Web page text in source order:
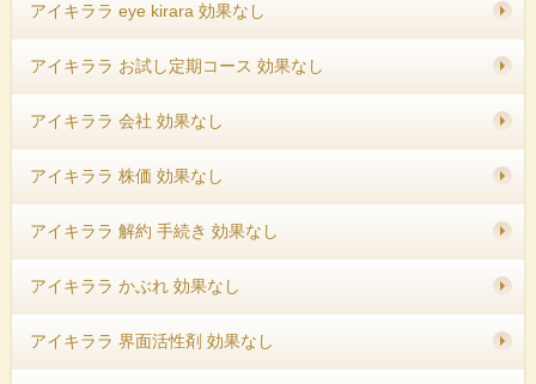
アイキララ eye kirara 効果なし
アイキララ お試し定期コース 効果なし
アイキララ 会社 効果なし
アイキララ 株価 効果なし
アイキララ 解約 手続き 効果なし
アイキララ かぶれ 効果なし
アイキララ 界面活性剤 効果なし